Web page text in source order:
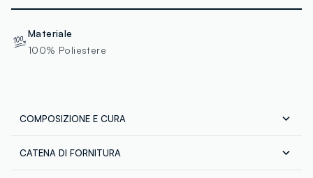
Materiale
100% Poliestere
COMPOSIZIONE E CURA
Composizione: 100% POLIESTERE
CATENA DI FORNITURA